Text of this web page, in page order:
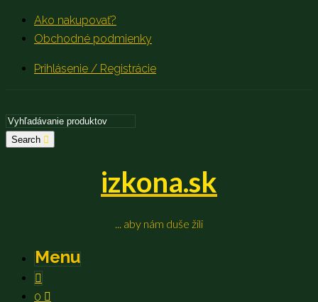
Ako nakupovať?
Obchodné podmienky
Prihlásenie / Registrácie
Search
izkona.sk
... aby nám duše žili
Menu
0